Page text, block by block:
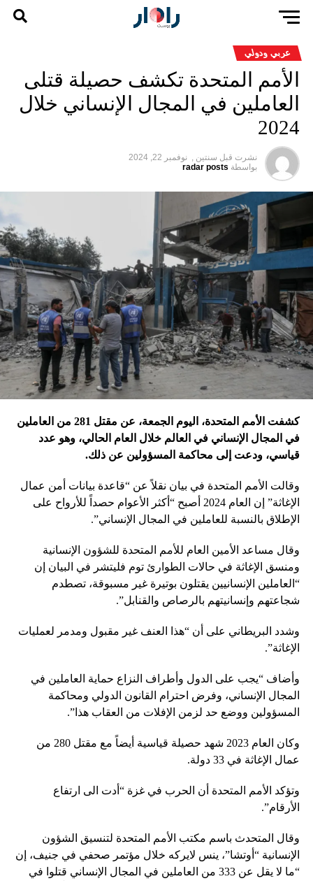
عربي ودولي
الأمم المتحدة تكشف حصيلة قتلى
العاملين في المجال الإنساني خلال
2024
نشرت قبل سنتين , نوفمبر 22, 2024
بواسطة radar posts
كشفت الأمم المتحدة، اليوم الجمعة، عن مقتل 281 من العاملين
في المجال الإنساني في العالم خلال العام الحالي، وهو عدد
قياسي، ودعت إلى محاكمة المسؤولين عن ذلك.
وقالت الأمم المتحدة في بيان نقلاً عن “قاعدة بيانات أمن عمال
الإغاثة” إن العام 2024 أصبح “أكثر الأعوام حصداً للأرواح على
الإطلاق بالنسبة للعاملين في المجال الإنساني”.
وقال مساعد الأمين العام للأمم المتحدة للشؤون الإنسانية
ومنسق الإغاثة في حالات الطوارئ توم فليتشر في البيان إن
“العاملين الإنسانيين يقتلون بوتيرة غير مسبوقة، تصطدم
شجاعتهم وإنسانيتهم بالرصاص والقنابل”.
وشدد البريطاني على أن “هذا العنف غير مقبول ومدمر لعمليات
الإغاثة”.
وأضاف “يجب على الدول وأطراف النزاع حماية العاملين في
المجال الإنساني، وفرض احترام القانون الدولي ومحاكمة
المسؤولين ووضع حد لزمن الإفلات من العقاب هذا”.
وكان العام 2023 شهد حصيلة قياسية أيضاً مع مقتل 280 من
عمال الإغاثة في 33 دولة.
وتؤكد الأمم المتحدة أن الحرب في غزة “أدت الى ارتفاع
الأرقام”.
وقال المتحدث باسم مكتب الأمم المتحدة لتنسيق الشؤون
الإنسانية “أوتشا”، ينس لايركه خلال مؤتمر صحفي في جنيف، إن
“ما لا يقل عن 333 من العاملين في المجال الإنساني قتلوا في